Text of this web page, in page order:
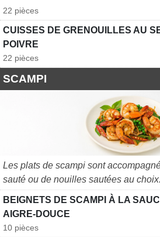
22 pièces
CUISSES DE GRENOUILLES AU
POIVRE
22 pièces
SCAMPI
Les plats de scampi sont
sauté ou de nouilles sautées au choix.
BEIGNETS DE SCAMPI À LA
AIGRE-DOUCE
10 pièces